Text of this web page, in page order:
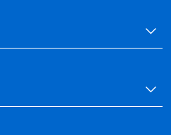
e congedi.